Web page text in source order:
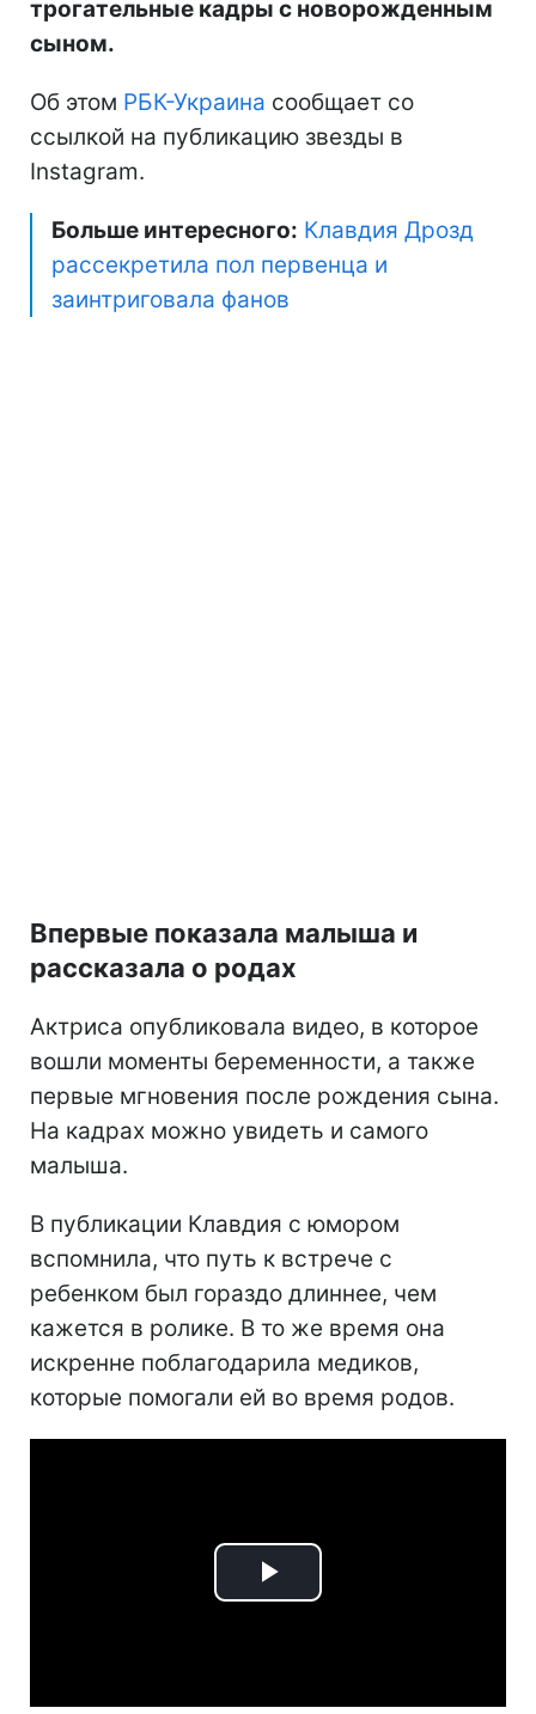
трогательные кадры с новорожденным
сыном.
Об этом РБК-Украина сообщает со
ссылкой на публикацию звезды в
Instagram.
Больше интересного: Клавдия Дрозд
рассекретила пол первенца и
заинтриговала фанов
Впервые показала малыша и
рассказала о родах
Актриса опубликовала видео, в которое
вошли моменты беременности, а также
первые мгновения после рождения сына.
На кадрах можно увидеть и самого
малыша.
В публикации Клавдия с юмором
вспомнила, что путь к встрече с
ребенком был гораздо длиннее, чем
кажется в ролике. В то же время она
искренне поблагодарила медиков,
которые помогали ей во время родов.
Play